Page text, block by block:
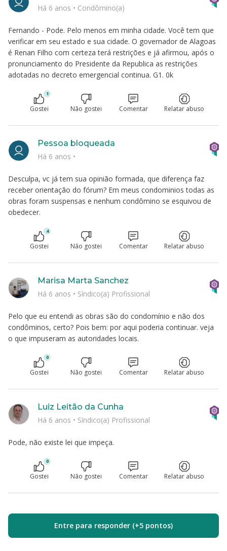
Fernando - Pode. Pelo menos em minha cidade. Você tem que
verificar em seu estado e sua cidade. O governador de Alagoas
é Renan Filho com certeza terá restrições e já afirmou, após o
pronunciamento do Presidente da Republica as restrições
adotadas no decreto emergencial continua. G1. 0k
Há 6 anos • Condômino(a)
1
Gostei Não gostei Comentar Relatar abuso
Desculpa, vc já tem sua opinião formada, que diferença faz
receber orientação do fórum? Em meus condominios todas as
obras foram suspensas e nenhum condômino se esquivou de
obedecer.
Pessoa bloqueada
Há 6 anos •
4
Gostei Não gostei Comentar Relatar abuso
Pelo que eu entendi as obras são do condomínio e não dos
condôminos, certo? Pois bem: por aqui poderia continuar. veja
o que impuseram as autoridades locais.
Marisa Marta Sanchez
Há 6 anos • Síndico(a) Profissional
0
Gostei Não gostei Comentar Relatar abuso
Pode, não existe lei que impeça.
Luiz Leitão da Cunha
Há 6 anos • Síndico(a) Profissional
0
Gostei Não gostei Comentar Relatar abuso
Entre para responder (+5 pontos)